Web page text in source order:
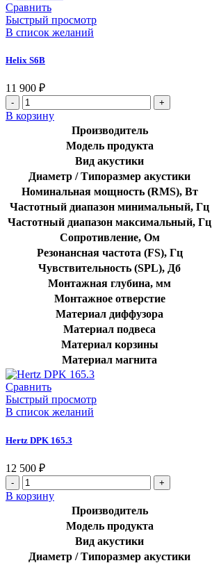
Сравнить
Быстрый просмотр
В список желаний
Helix S6B
11 900 ₽
Количество
товара
Helix
В корзину
Производитель
Модель продукта
Вид акустики
Диаметр / Типоразмер акустики
Номинальная мощность (RMS), Вт
Частотный диапазон минимальный, Гц
Частотный диапазон максимальный, Гц
Сопротивление, Ом
Резонансная частота (FS), Гц
Чувствительность (SPL), Дб
Монтажная глубина, мм
Монтажное отверстие
Материал диффузора
Материал подвеса
Материал корзины
Материал магнита
Сравнить
Быстрый просмотр
В список желаний
Hertz DPK 165.3
12 500 ₽
Количество
товара
Hertz
В корзину
Производитель
Модель продукта
Вид акустики
Диаметр / Типоразмер акустики